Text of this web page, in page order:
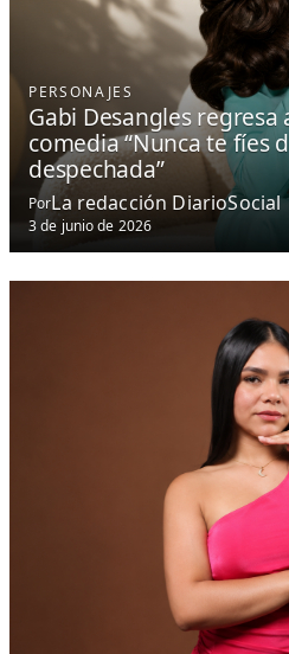
PERSONAJES
Gabi Desangles regresa
comedia “Nunca te fíes
despechada”
PorLa redacción DiarioSocial
3 de junio de 2026